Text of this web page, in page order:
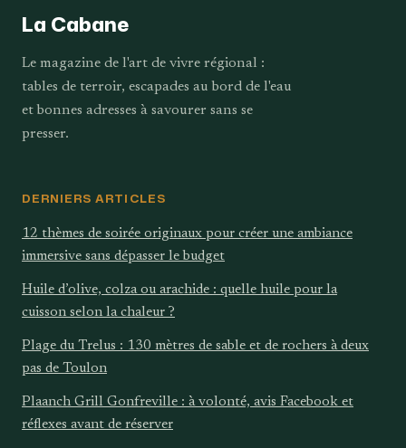
La Cabane
Le magazine de l'art de vivre régional :
tables de terroir, escapades au bord de l'eau
et bonnes adresses à savourer sans se
presser.
DERNIERS ARTICLES
12 thèmes de soirée originaux pour créer une ambiance
immersive sans dépasser le budget
Huile d’olive, colza ou arachide : quelle huile pour la
cuisson selon la chaleur ?
Plage du Trelus : 130 mètres de sable et de rochers à deux
pas de Toulon
Plaanch Grill Gonfreville : à volonté, avis Facebook et
réflexes avant de réserver